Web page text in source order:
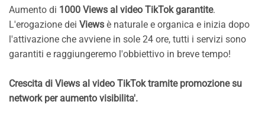
Aumento di 1000 Views al video TikTok garantite.
L'erogazione dei Views è naturale e organica e inizia dopo
l'attivazione che avviene in sole 24 ore, tutti i servizi sono
garantiti e raggiungeremo l'obbiettivo in breve tempo!
Crescita di Views al video TikTok tramite promozione su
network per aumento visibilita'.